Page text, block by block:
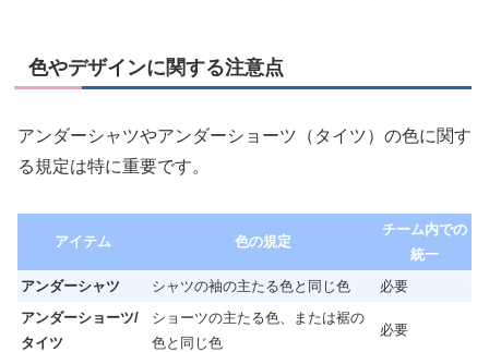
色やデザインに関する注意点
アンダーシャツやアンダーショーツ（タイツ）の色に関す
る規定は特に重要です。
アイテム 色の規定
チーム内での
統一
アンダーシャツ
シャツの袖の主たる色と同じ色
必要
アンダーショーツ/
タイツ
ショーツの主たる色、または裾の
色と同じ色
必要